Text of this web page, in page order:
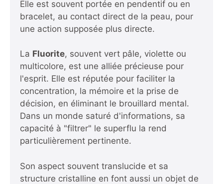
Elle est souvent portée en pendentif ou en
bracelet, au contact direct de la peau, pour
une action supposée plus directe.
La Fluorite, souvent vert pâle, violette ou
multicolore, est une alliée précieuse pour
l'esprit. Elle est réputée pour faciliter la
concentration, la mémoire et la prise de
décision, en éliminant le brouillard mental.
Dans un monde saturé d'informations, sa
capacité à "filtrer" le superflu la rend
particulièrement pertinente.
Son aspect souvent translucide et sa
structure cristalline en font aussi un objet de